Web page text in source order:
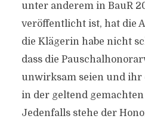
unter anderem in BauR
veröffentlicht ist, hat die
die Klägerin habe nicht
dass die
unwirksam seien und
in der geltend gemachten
Jedenfalls stehe der